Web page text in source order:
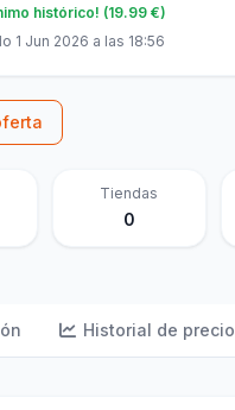
histórico! (19.99 €)
1 Jun 2026 a las 18:56
Tiendas
0
Historial de precio